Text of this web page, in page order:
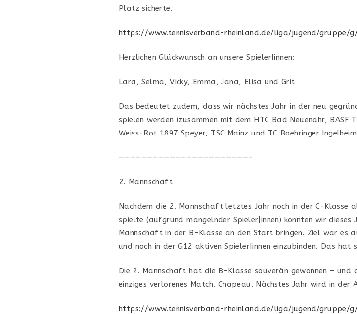
Platz sicherte.
https://www.tennisverband-rheinland.de/liga/jugend/gruppe/
Herzlichen Glückwunsch an unsere Spieler|innen:
Lara, Selma, Vicky, Emma, Jana, Elisa und Grit
Das bedeutet zudem, dass wir nächstes Jahr in der neu
spielen werden (zusammen mit dem HTC Bad Neuenahr, BASF
Weiss-Rot 1897 Speyer, TSC Mainz und TC Boehringer
———————————————————————-
Mannschaft
Nachdem die 2. Mannschaft letztes Jahr noch in der C-Klasse
spielte (aufgrund mangelnder Spieler|innen) konnten wir dieses
Mannschaft in der B-Klasse an den Start bringen. Ziel war es
und noch in der G12 aktiven Spieler|innen einzubinden. Das hat
Die 2. Mannschaft hat die B-Klasse souverän gewonnen – und
einziges verlorenes Match. Chapeau. Nächstes Jahr wird in der
https://www.tennisverband-rheinland.de/liga/jugend/gruppe/